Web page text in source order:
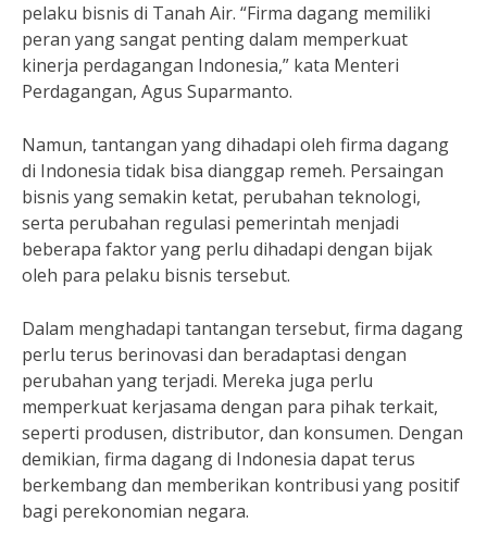
pelaku bisnis di Tanah Air. “Firma dagang memiliki
peran yang sangat penting dalam memperkuat
kinerja perdagangan Indonesia,” kata Menteri
Perdagangan, Agus Suparmanto.
Namun, tantangan yang dihadapi oleh firma dagang
di Indonesia tidak bisa dianggap remeh. Persaingan
bisnis yang semakin ketat, perubahan teknologi,
serta perubahan regulasi pemerintah menjadi
beberapa faktor yang perlu dihadapi dengan bijak
oleh para pelaku bisnis tersebut.
Dalam menghadapi tantangan tersebut, firma dagang
perlu terus berinovasi dan beradaptasi dengan
perubahan yang terjadi. Mereka juga perlu
memperkuat kerjasama dengan para pihak terkait,
seperti produsen, distributor, dan konsumen. Dengan
demikian, firma dagang di Indonesia dapat terus
berkembang dan memberikan kontribusi yang positif
bagi perekonomian negara.